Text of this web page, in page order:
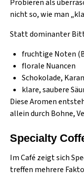
Probieren als
nicht so, wie man
Statt dominanter
fruchtige Noten
florale Nuancen
Schokolade,
klare, saubere
Diese Aromen
allein durch Bohne,
Specialty
Im Café zeigt sich
treffen mehrere